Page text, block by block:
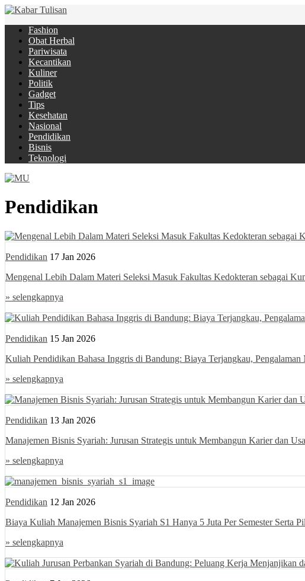
Fashion
Obat Herbal
Pariwisata
Kecantikan
Kuliner
Politik
Gadget
Tips
Kesehatan
Nasional
Pendidikan
Bisnis
Teknologi
Pendidikan
Pendidikan 17 Jan 2026
Mengenal Lebih Dalam Materi Seleksi Masuk Fakultas Kedokteran sebagai
» selengkapnya
Pendidikan 15 Jan 2026
Kuliah Pendidikan Bahasa Inggris di Bandung: Biaya Terjangkau,
» selengkapnya
Pendidikan 13 Jan 2026
Manajemen Bisnis Syariah: Jurusan Strategis untuk Membangun Karier dan
» selengkapnya
Pendidikan 12 Jan 2026
Biaya Kuliah Manajemen Bisnis Syariah S1 Hanya 5 Juta Per Semester Serta
» selengkapnya